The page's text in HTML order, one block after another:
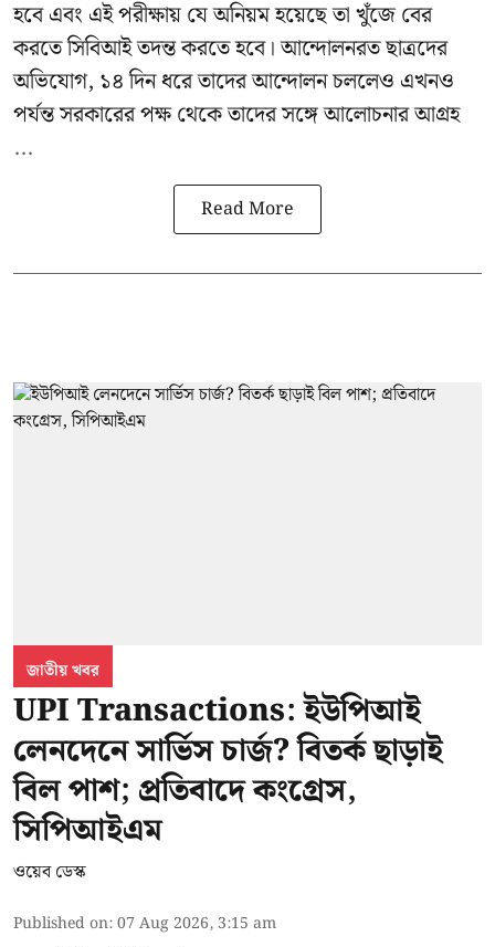
হবে এবং এই পরীক্ষায় যে অনিয়ম হয়েছে তা খুঁজে বের
করতে সিবিআই তদন্ত করতে হবে। আন্দোলনরত ছাত্রদের
অভিযোগ, ১৪ দিন ধরে তাদের আন্দোলন চললেও এখনও
পর্যন্ত সরকারের পক্ষ থেকে তাদের সঙ্গে আলোচনার আগ্রহ
...
Read More
জাতীয় খবর
UPI Transactions: ইউপিআই
লেনদেনে সার্ভিস চার্জ? বিতর্ক ছাড়াই
বিল পাশ; প্রতিবাদে কংগ্রেস,
সিপিআইএম
ওয়েব ডেস্ক
Published on:07 Aug 2026, 3:15 am